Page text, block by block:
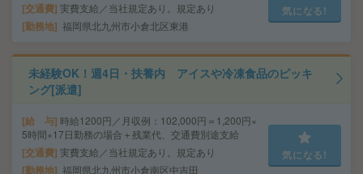
交通費 実費支給／当社規定あり。規定あり
勤務地 福岡県北九州市小倉北区東港
気になる!
未経験OK！週4日・扶養内 アイスや冷凍食品のピッキ
ング[派遣]
給 与 時給1200円／月収例：102,000円＝1,200円×
5時間×17日勤務の場合＋残業代、交通費別途支給
交通費 実費支給／当社規定あり。規定あり
勤務地 福岡県北九州市小倉南区中吉田
気になる!